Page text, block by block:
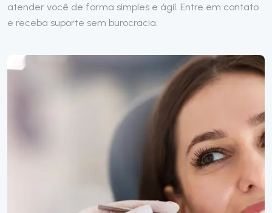
atender você de forma simples e ágil. Entre em contato
e receba suporte sem burocracia.